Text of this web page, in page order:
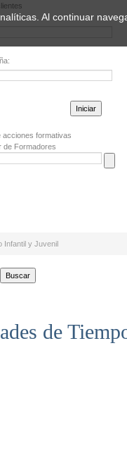
acciones formativas
de Formadores
Infantil y Juvenil
de
Al continuar